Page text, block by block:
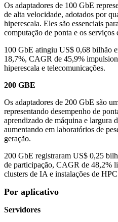
Os adaptadores de 100 GbE
de alta velocidade, adotados por
hiperescala. Eles são essenciais
computação de ponta e os serviços
100 GbE atingiu US$ 0,68 bilhão
18,7%, CAGR de 45,9%
hiperescala e telecomunicações.
200 GBE
Os adaptadores de 200 GbE são
representando desempenho de
aprendizado de máquina e largura
aumentando em laboratórios de
geração.
200 GbE registraram US$ 0,25
de participação, CAGR de 48,2%
clusters de IA e instalações de
Por aplicativo
Servidores